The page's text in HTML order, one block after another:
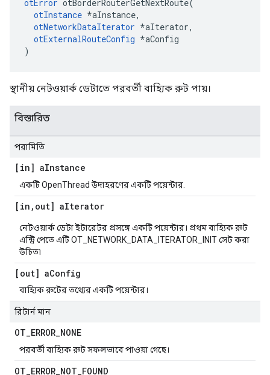
otError otBorderRouterGetNextRoute(
otInstance *aInstance,
otNetworkDataIterator *aIterator,
otExternalRouteConfig *aConfig
)
স্থানীয় নেটওয়ার্ক ডেটাতে পরবর্তী বাহ্যিক রুট পায়।
বিস্তারিত
পরামিতি
[in] aInstance
একটি OpenThread উদাহরণের একটি পয়েন্টার.
[in , out] aIterator
নেটওয়ার্ক ডেটা ইটারেটর প্রসঙ্গে একটি পয়েন্টার। প্রথম বাহ্যিক রুট
এন্ট্রি পেতে এটি OT_NETWORK_DATA_ITERATOR_INIT সেট করা
উচিত৷
[out] aConfig
বাহ্যিক রুটের তথ্যের একটি পয়েন্টার।
রিটার্ন মান
OT_ERROR_NONE
পরবর্তী বাহ্যিক রুট সফলভাবে পাওয়া গেছে।
OT_ERROR_NOT_FOUND